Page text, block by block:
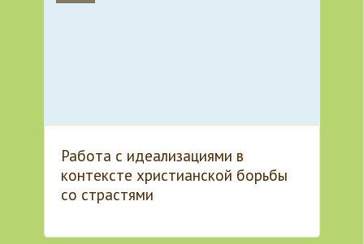
Работа с идеализациями в
контексте христианской борьбы
со страстями